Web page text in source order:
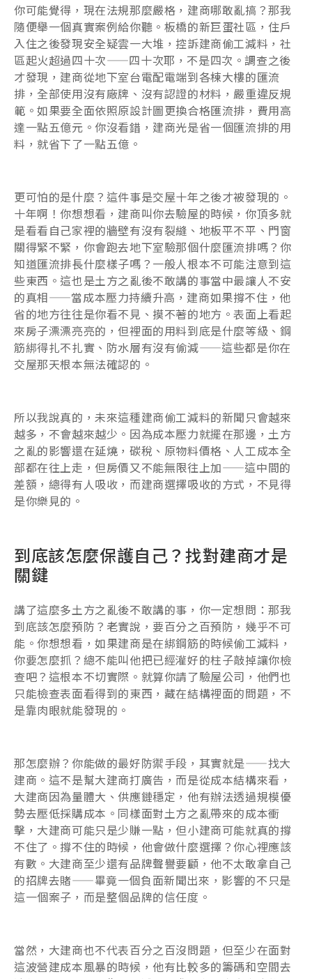
你可能覺得，現在法規那麼嚴格，建商哪敢亂搞？那我
隨便舉一個真實案例給你聽。板橋的新巨蛋社區，住戶
入住之後發現安全疑雲一大堆，控訴建商偷工減料，社
區起火超過四十次——四十次耶，不是四次。調查之後
才發現，建商從地下室台電配電端到各棟大樓的匯流
排，全部使用沒有廠牌、沒有認證的材料，嚴重違反規
範。如果要全面依照原設計圖更換合格匯流排，費用高
達一點五億元。你沒看錯，建商光是省一個匯流排的用
料，就省下了一點五億。
更可怕的是什麼？這件事是交屋十年之後才被發現的。
十年啊！你想想看，建商叫你去驗屋的時候，你頂多就
是看看自己家裡的牆壁有沒有裂縫、地板平不平、門窗
關得緊不緊，你會跑去地下室驗那個什麼匯流排嗎？你
知道匯流排長什麼樣子嗎？一般人根本不可能注意到這
些東西。這也是土方之亂後不敢講的事當中最讓人不安
的真相——當成本壓力持續升高，建商如果撐不住，他
省的地方往往是你看不見、摸不著的地方。表面上看起
來房子漂漂亮亮的，但裡面的用料到底是什麼等級、鋼
筋綁得扎不扎實、防水層有沒有偷減——這些都是你在
交屋那天根本無法確認的。
所以我說真的，未來這種建商偷工減料的新聞只會越來
越多，不會越來越少。因為成本壓力就擺在那邊，土方
之亂的影響還在延燒，碳稅、原物料價格、人工成本全
部都在往上走，但房價又不能無限往上加——這中間的
差額，總得有人吸收，而建商選擇吸收的方式，不見得
是你樂見的。
到底該怎麼保護自己？找對建商才是
關鍵
講了這麼多土方之亂後不敢講的事，你一定想問：那我
到底該怎麼預防？老實說，要百分之百預防，幾乎不可
能。你想想看，如果建商是在綁鋼筋的時候偷工減料，
你要怎麼抓？總不能叫他把已經灌好的柱子敲掉讓你檢
查吧？這根本不切實際。就算你請了驗屋公司，他們也
只能檢查表面看得到的東西，藏在結構裡面的問題，不
是靠肉眼就能發現的。
那怎麼辦？你能做的最好防禦手段，其實就是——找大
建商。這不是幫大建商打廣告，而是從成本結構來看，
大建商因為量體大、供應鏈穩定，他有辦法透過規模優
勢去壓低採購成本。同樣面對土方之亂帶來的成本衝
擊，大建商可能只是少賺一點，但小建商可能就真的撐
不住了。撐不住的時候，他會做什麼選擇？你心裡應該
有數。大建商至少還有品牌聲譽要顧，他不太敢拿自己
的招牌去賭——畢竟一個負面新聞出來，影響的不只是
這一個案子，而是整個品牌的信任度。
當然，大建商也不代表百分之百沒問題，但至少在面對
這波營建成本風暴的時候，他有比較多的籌碼和空間去